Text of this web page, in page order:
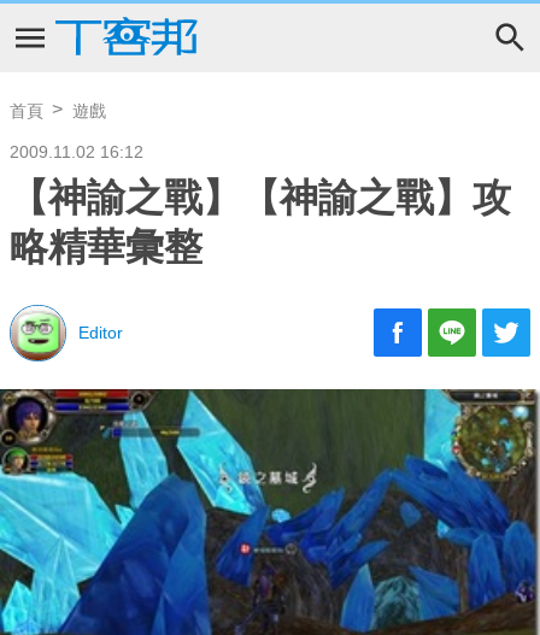
首頁 遊戲
2009.11.02 16:12
【神諭之戰】【神諭之戰】攻
略精華彙整
Editor